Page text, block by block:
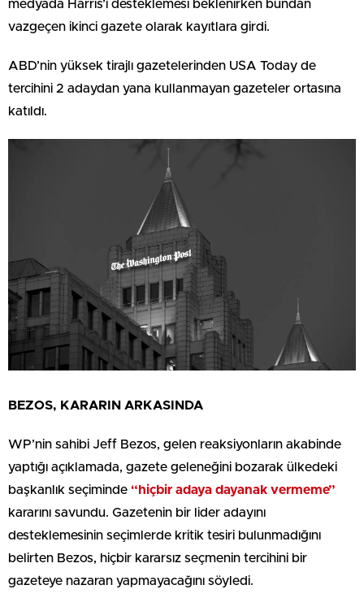
medyada Harris’i desteklemesi beklenirken bundan
vazgeçen ikinci gazete olarak kayıtlara girdi.
ABD’nin yüksek tirajlı gazetelerinden USA Today de
tercihini 2 adaydan yana kullanmayan gazeteler ortasına
katıldı.
BEZOS, KARARIN ARKASINDA
WP’nin sahibi Jeff Bezos, gelen reaksiyonların akabinde
yaptığı açıklamada, gazete geleneğini bozarak ülkedeki
başkanlık seçiminde “hiçbir adaya dayanak vermeme”
kararını savundu. Gazetenin bir lider adayını
desteklemesinin seçimlerde kritik tesiri bulunmadığını
belirten Bezos, hiçbir kararsız seçmenin tercihini bir
gazeteye nazaran yapmayacağını söyledi.